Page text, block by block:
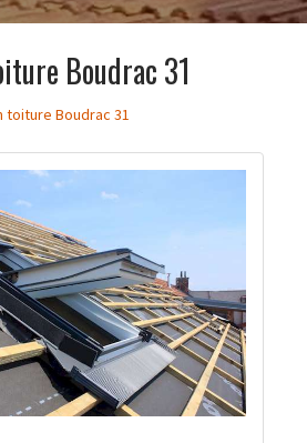
Boudrac 31
toiture Boudrac 31